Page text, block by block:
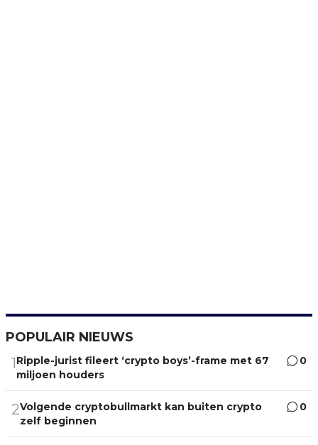
POPULAIR NIEUWS
1Ripple-jurist fileert ‘crypto boys’-frame met 67
miljoen houders
0
2Volgende cryptobullmarkt kan buiten crypto
zelf beginnen
0